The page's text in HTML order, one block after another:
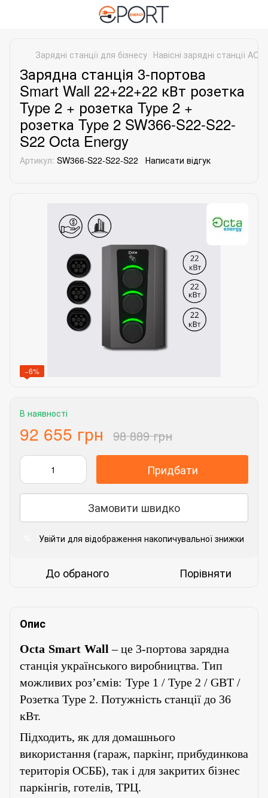
Зарядні станції для бізнесу Навісні зарядні станції AC
Зарядна станція 3-портова
Smart Wall 22+22+22 кВт розетка
Type 2 + розетка Type 2 +
розетка Type 2 SW366-S22-S22-
S22 Octa Energy
Артикул: SW366-S22-S22-S22 Написати відгук
−6%
В наявності
92 655 грн 98 889 грн
Придбати
Замовити швидко
Увійти для відображення накопичувальної знижки
До обраного Порівняти
Опис
Octa Smart Wall – це 3-портова зарядна
станція українського виробництва. Тип
можливих роз’ємів: Type 1 / Type 2 / GBT /
Розетка Type 2. Потужність станції до 36
кВт.
Підходить, як для домашнього
використання (гараж, паркінг, прибудинкова
територія ОСББ), так і для закритих бізнес
паркінгів, готелів, ТРЦ.